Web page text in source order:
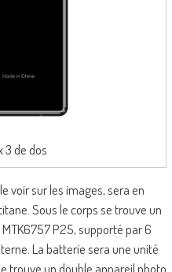
3 de dos
voir sur les images, sera en
Sous le corps se trouve un
P25, supporté par 6
La batterie sera une unité
trouve un double appareil photo